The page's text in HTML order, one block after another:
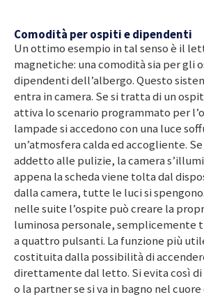
Comodità per ospiti e dipendenti
Un ottimo esempio in tal senso è il
magnetiche: una comodità sia per gli
dipendenti dell’albergo. Questo
entra in camera. Se si tratta di un
attiva lo scenario programmato per
lampade si accedono con una luce
un’atmosfera calda ed accogliente.
addetto alle pulizie, la camera
appena la scheda viene tolta dal
dalla camera, tutte le luci si spengono.
nelle suite l’ospite può creare la
luminosa personale, semplicemente
a quattro pulsanti. La funzione più
costituita dalla possibilità di
direttamente dal letto. Si evita così
o la partner se si va in bagno nel